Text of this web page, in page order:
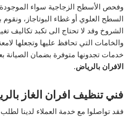
وفحص الأسطح الزجاجية سواء
السطح العلوي أو غطاء البوتاجاز،
الشروخ وقد لا تحتاج الى تكبد تكاليف
والخامات التي تحافظ عليها وتجعلها
خدمات تجدونها متوفرة بضمان الصيانة
الافران بالرياض.
فني تنظيف افران الغاز
فقد تواصلوا مع خدمة العملاء لدينا